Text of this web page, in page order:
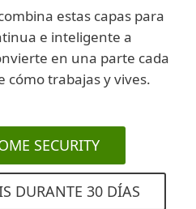
estas capas para
e inteligente a
en una parte cada
cómo trabajas y vives.
SECURITY
DURANTE 30 DÍAS